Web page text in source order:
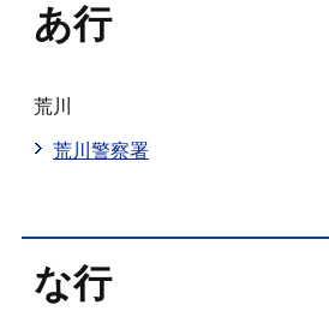
あ行
荒川
荒川警察署
な行